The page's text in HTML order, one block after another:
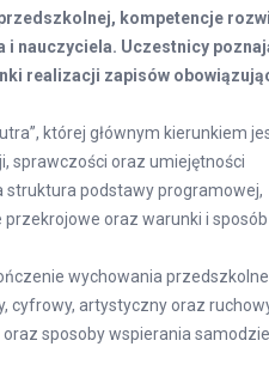
kompetencje
nauczyciela. Uczestnicy
realizacji zapisów
której głównym kierunkiem
sprawczości oraz umiejętności
struktura podstawy programowej,
oraz warunki i sposób
wychowania
cyfrowy, artystyczny oraz
sposoby wspierania